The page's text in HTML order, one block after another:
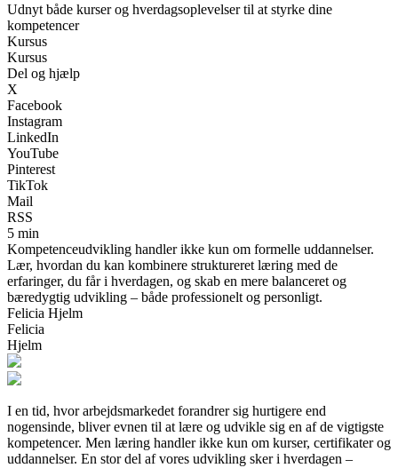
Udnyt både kurser og hverdagsoplevelser til at styrke dine
kompetencer
Kursus
Kursus
Del og hjælp
X
Facebook
Instagram
LinkedIn
YouTube
Pinterest
TikTok
Mail
RSS
5 min
Kompetenceudvikling handler ikke kun om formelle uddannelser.
Lær, hvordan du kan kombinere struktureret læring med de
erfaringer, du får i hverdagen, og skab en mere balanceret og
bæredygtig udvikling – både professionelt og personligt.
Felicia Hjelm
Felicia
Hjelm
I en tid, hvor arbejdsmarkedet forandrer sig hurtigere end
nogensinde, bliver evnen til at lære og udvikle sig en af de vigtigste
kompetencer. Men læring handler ikke kun om kurser, certifikater og
uddannelser. En stor del af vores udvikling sker i hverdagen –